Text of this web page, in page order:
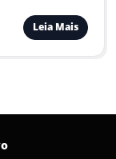
Leia Mais